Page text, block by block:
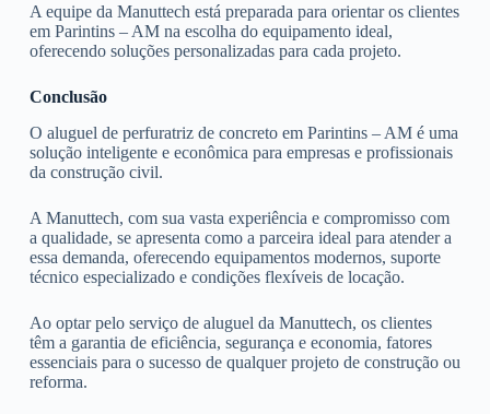
A equipe da Manuttech está preparada para orientar os clientes
em Parintins – AM na escolha do equipamento ideal,
oferecendo soluções personalizadas para cada projeto.
Conclusão
O aluguel de perfuratriz de concreto em Parintins – AM é uma
solução inteligente e econômica para empresas e profissionais
da construção civil.
A Manuttech, com sua vasta experiência e compromisso com
a qualidade, se apresenta como a parceira ideal para atender a
essa demanda, oferecendo equipamentos modernos, suporte
técnico especializado e condições flexíveis de locação.
Ao optar pelo serviço de aluguel da Manuttech, os clientes
têm a garantia de eficiência, segurança e economia, fatores
essenciais para o sucesso de qualquer projeto de construção ou
reforma.